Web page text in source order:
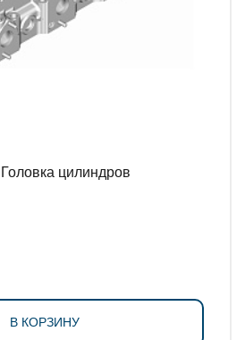
238-1003013-Ж3 Головка цилиндров
В КОРЗИНУ